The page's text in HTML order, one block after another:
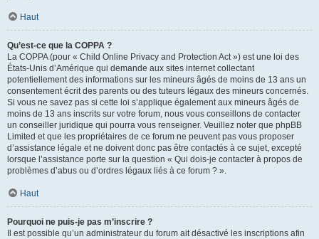
Haut
Qu’est-ce que la COPPA ?
La COPPA (pour « Child Online Privacy and Protection Act ») est une loi des
États-Unis d’Amérique qui demande aux sites internet collectant
potentiellement des informations sur les mineurs âgés de moins de 13 ans un
consentement écrit des parents ou des tuteurs légaux des mineurs concernés.
Si vous ne savez pas si cette loi s’applique également aux mineurs âgés de
moins de 13 ans inscrits sur votre forum, nous vous conseillons de contacter
un conseiller juridique qui pourra vous renseigner. Veuillez noter que phpBB
Limited et que les propriétaires de ce forum ne peuvent pas vous proposer
d’assistance légale et ne doivent donc pas être contactés à ce sujet, excepté
lorsque l’assistance porte sur la question « Qui dois-je contacter à propos de
problèmes d’abus ou d’ordres légaux liés à ce forum ? ».
Haut
Pourquoi ne puis-je pas m’inscrire ?
Il est possible qu’un administrateur du forum ait désactivé les inscriptions afin